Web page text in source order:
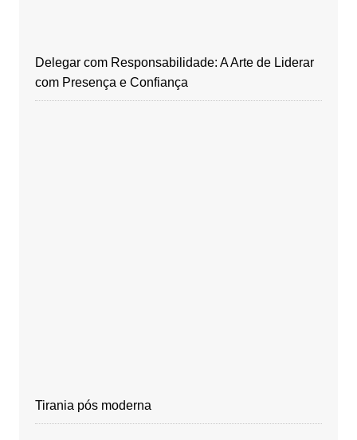
Delegar com Responsabilidade: A Arte de Liderar
com Presença e Confiança
Tirania pós moderna